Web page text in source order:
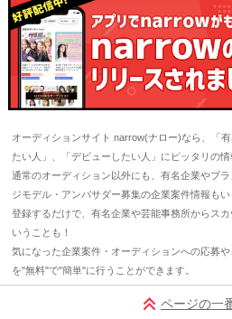
オーディションサイト narrow(ナロー)なら、「
たい人」、「デビューしたい人」にピッタリの情
通常のオーディション以外にも、有名企業やブ
ジモデル・アンバサダー募集の企業案件情報もい
登録するだけで、有名企業や芸能事務所からス
いうことも！
気になった企業案件・オーディションへの応募
を"無料"で"簡単"に行うことができます。
ページの一